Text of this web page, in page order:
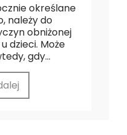
określane
należy do
obniżonej
dzieci. Może
gdy...